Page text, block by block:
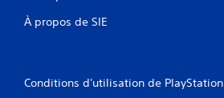
À propos de SIE
Conditions d'utilisation de PlayStation